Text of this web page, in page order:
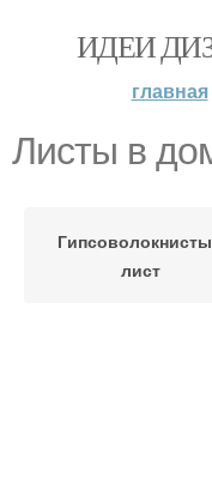
ИДЕИ
главная
Листы в
лист